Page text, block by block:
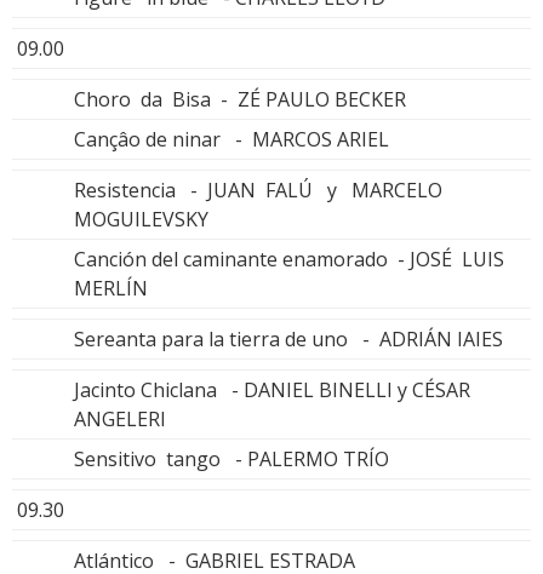
09.00
Choro da Bisa - ZÉ PAULO BECKER
Cançâo de ninar - MARCOS ARIEL
Resistencia - JUAN FALÚ y MARCELO
MOGUILEVSKY
Canción del caminante enamorado - JOSÉ LUIS
MERLÍN
Sereanta para la tierra de uno - ADRIÁN IAIES
Jacinto Chiclana - DANIEL BINELLI y CÉSAR
ANGELERI
Sensitivo tango - PALERMO TRÍO
09.30
Atlántico - GABRIEL ESTRADA